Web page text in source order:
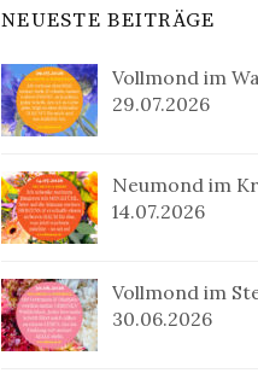
NEUESTE BEITRÄGE
Vollmond im
29.07.2026
Neumond im
14.07.2026
Vollmond im
30.06.2026